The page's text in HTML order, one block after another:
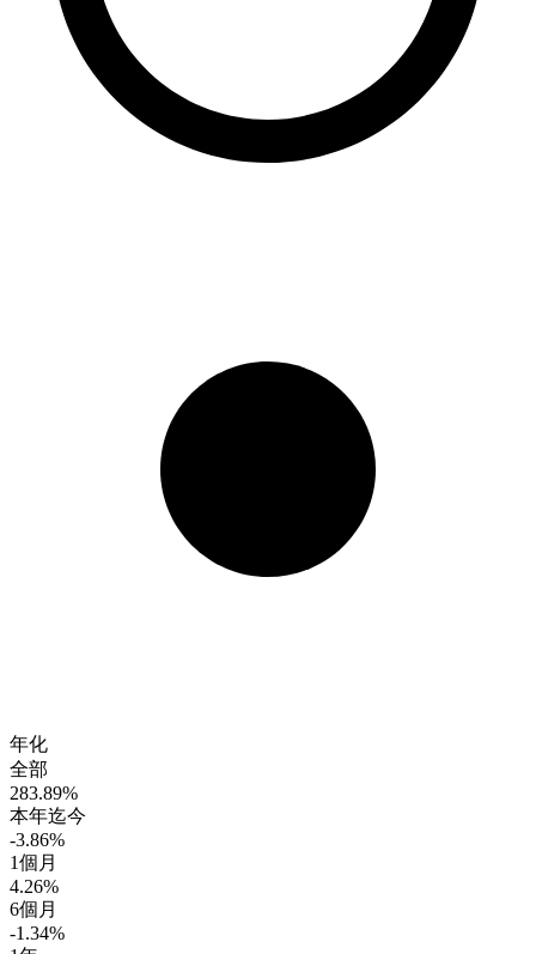
年化
全部
283.89%
本年迄今
-3.86%
1個月
4.26%
6個月
-1.34%